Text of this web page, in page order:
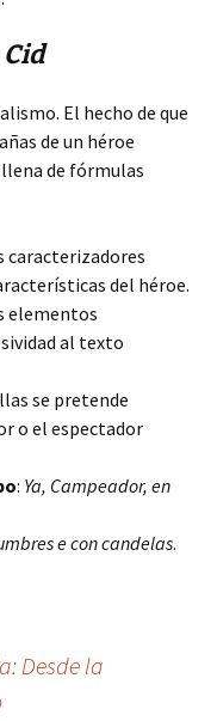
El hecho de que
de un héroe
de fórmulas
caracterizadores
del héroe.
elementos
al texto
se pretende
o el espectador
: Ya, Campeador, en
e con candelas.
Desde la